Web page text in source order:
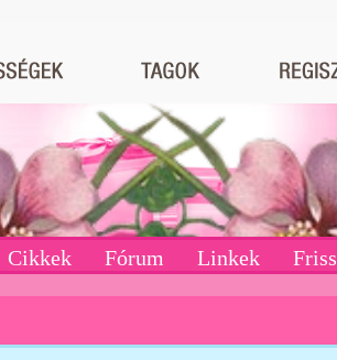
Cikkek Fórum Linkek Friss